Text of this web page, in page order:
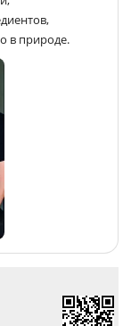
в природе.